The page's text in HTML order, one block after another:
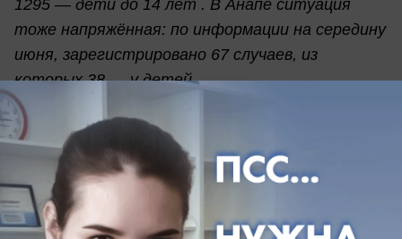
1295 — дети до 14 лет . В Анапе ситуация
тоже напряжённая: по информации на середину
июня, зарегистрировано 67 случаев, из
которых 38 — у детей.